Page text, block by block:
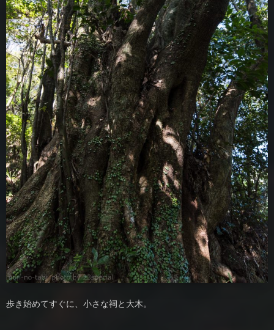
歩き始めてすぐに、小さな祠と大木。